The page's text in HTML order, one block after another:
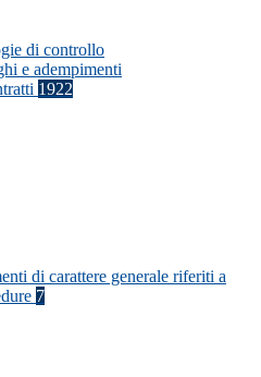
di controllo
e adempimenti
1922
di carattere generale riferiti a
7